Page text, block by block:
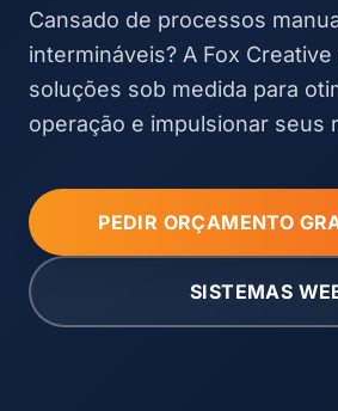
Cansado de processos
intermináveis? A Fox Creative
soluções sob medida para
operação e impulsionar seus
PEDIR ORÇAMENTO
SISTEMAS